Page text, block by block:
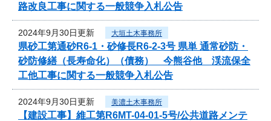
路改良工事に関する一般競争入札公告
2024年9月30日更新 大垣土木事務所
県砂工第通砂R6-1・砂修長R6-2-3号 県単 通常砂防・
砂防修繕（長寿命化）（債務） 今熊谷他 渓流保全
工他工事に関する一般競争入札公告
2024年9月30日更新 美濃土木事務所
【建設工事】維工第R6MT-04-01-5号/公共道路メンテ